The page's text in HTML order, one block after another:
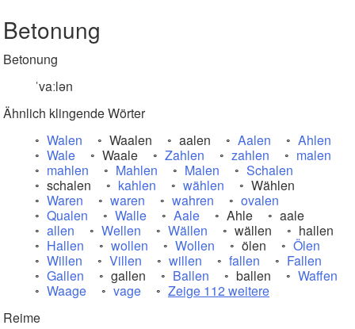
Betonung
Betonung
ˈvaːlən
Ähnlich klingende Wörter
Walen
Waalen aalen Aalen
Ahlen
Wale
Waale Zahlen zahlen
malen
mahlen
Mahlen Malen
Schalen
schalen
kahlen wählen
Wählen
Waren
waren wahren
ovalen
Qualen
Walle Aale Ahle
aale
allen
Wellen Wällen wällen
hallen
Hallen
wollen Wollen ölen
Ölen
Willen
Villen willen fallen
Fallen
Gallen
gallen Ballen ballen
Waffen
Waage
vage
Zeige 112 weitere
Reime